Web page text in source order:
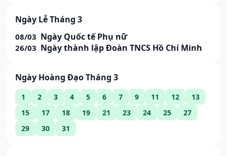
Ngày Lễ Tháng 3
08/03 Ngày Quốc tế Phụ nữ
26/03 Ngày thành lập Đoàn TNCS Hồ Chí Minh
Ngày Hoàng Đạo Tháng 3
1 2 3 4 5 6 7 9 11 12
13
15
17 18 19 21 23 24 25
27
29
30 31